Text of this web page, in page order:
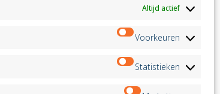
Altijd actief
Voorkeuren
Statistieken